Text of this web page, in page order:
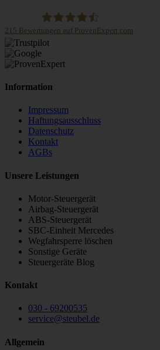
STEUBEL Steuergeräte
215 Bewertungen auf ProvenExpert.com
Information
Impressum
Haftungsausschluss
Datenschutz
Kontakt
AGBs
Unsere Leistungen
Motor-Steuergerät
Airbag-Steuergerät
ABS-Steuergerät
SBC-Einheit Mercedes
Wegfahrsperre löschen
Sonstige Geräte
Steuergeräte Blog
Kontakt
030 - 69200535
service@steubel.de
Allgemein